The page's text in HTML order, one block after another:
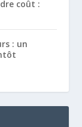
coût :
: un